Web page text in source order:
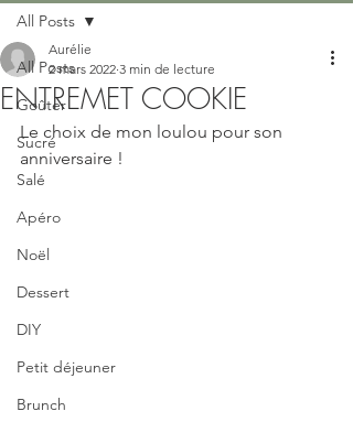
All Posts
Goûter
Sucré
Salé
Apéro
Noël
Dessert
DIY
Petit déjeuner
Brunch
All Posts
ENTREMET COOKIE
Aurélie
2 mars 2022 3 min de lecture
Le choix de mon loulou pour son
anniversaire !